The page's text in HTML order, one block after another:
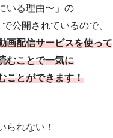
いる理由〜」の
公開されているので、
画配信サービスを使って
むことで一気に
ことができます！
られない！